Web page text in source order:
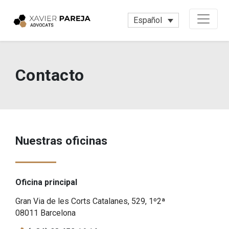
Español
Contacto
Nuestras oficinas
Oficina principal
Gran Via de les Corts Catalanes, 529, 1º2ª
08011 Barcelona